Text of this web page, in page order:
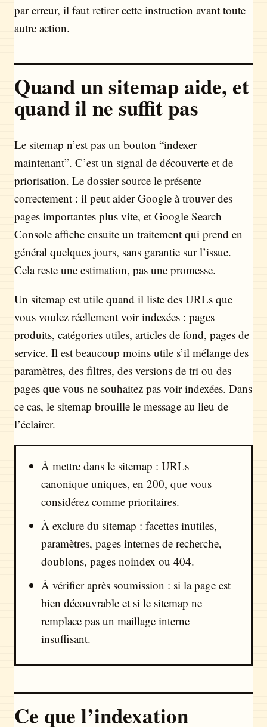
par erreur, il faut retirer cette instruction avant toute
autre action.
Quand un sitemap aide, et
quand il ne suffit pas
Le sitemap n’est pas un bouton “indexer
maintenant”. C’est un signal de découverte et de
priorisation. Le dossier source le présente
correctement : il peut aider Google à trouver des
pages importantes plus vite, et Google Search
Console affiche ensuite un traitement qui prend en
général quelques jours, sans garantie sur l’issue.
Cela reste une estimation, pas une promesse.
Un sitemap est utile quand il liste des URLs que
vous voulez réellement voir indexées : pages
produits, catégories utiles, articles de fond, pages de
service. Il est beaucoup moins utile s’il mélange des
paramètres, des filtres, des versions de tri ou des
pages que vous ne souhaitez pas voir indexées. Dans
ce cas, le sitemap brouille le message au lieu de
l’éclairer.
À mettre dans le sitemap : URLs
canonique uniques, en 200, que vous
considérez comme prioritaires.
À exclure du sitemap : facettes inutiles,
paramètres, pages internes de recherche,
doublons, pages noindex ou 404.
À vérifier après soumission : si la page est
bien découvrable et si le sitemap ne
remplace pas un maillage interne
insuffisant.
Ce que l’indexation